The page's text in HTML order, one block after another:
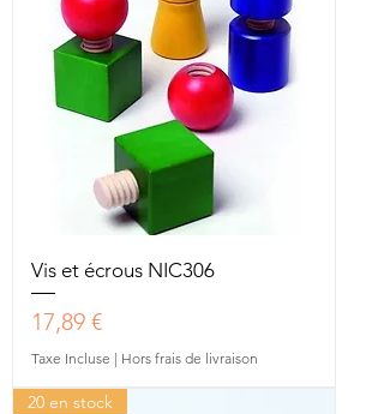
Vis et écrous NIC306
Prix
17,89 €
Taxe Incluse | Hors frais de livraison
20 en stock